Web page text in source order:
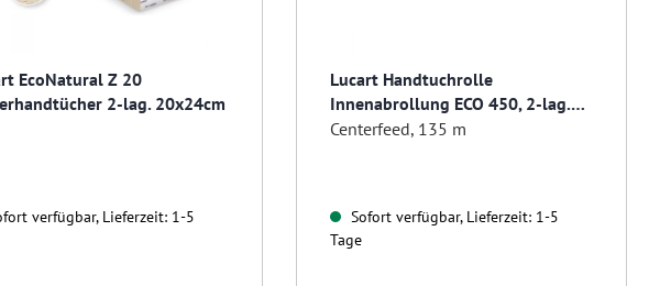
EcoNatural Z 20
2-lag. 20x24cm
verfügbar, Lieferzeit: 1-5
Lucart Handtuchrolle
Innenabrollung ECO 450, 2-lag.
450 Abrisse
Centerfeed, 135 m
Sofort verfügbar, Lieferzeit: 1-5
Tage